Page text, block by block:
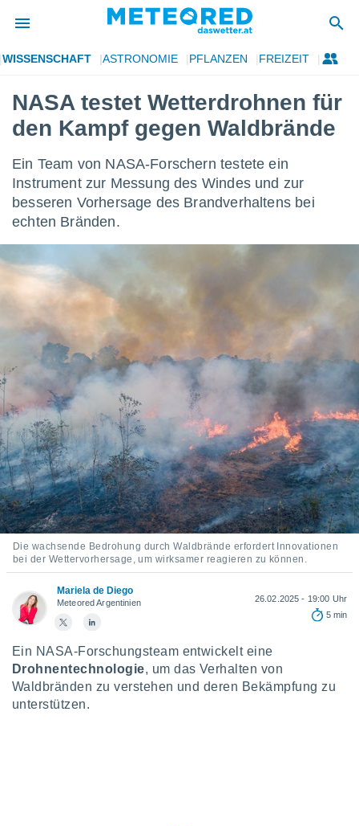
wurde
von
sind.
auf
basiert,
uns,
zu
Ihnen
zur
stellen.
die
auf die
davon, ob
AKZEPTIEREN
UND
FORTFAHREN
EINSTELLUNGEN
WISSENSCHAFT ASTRONOMIE PFLANZEN FREIZEIT
NASA testet Wetterdrohnen für
den Kampf gegen Waldbrände
Ein Team von NASA-Forschern testete ein
Instrument zur Messung des Windes und zur
besseren Vorhersage des Brandverhaltens bei
echten Bränden.
Die wachsende Bedrohung durch Waldbrände erfordert Innovationen
bei der Wettervorhersage, um wirksamer reagieren zu können.
Mariela de Diego
Meteored Argentinien
26.02.2025 - 19:00 Uhr
5 min
Ein NASA-Forschungsteam entwickelt eine
Drohnentechnologie, um das Verhalten von
Waldbränden zu verstehen und deren Bekämpfung zu
unterstützen.